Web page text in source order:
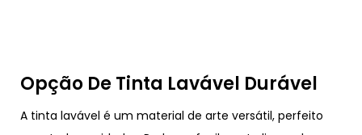
Opção De Tinta Lavável Durável
A tinta lavável é um material de arte versátil, perfeito